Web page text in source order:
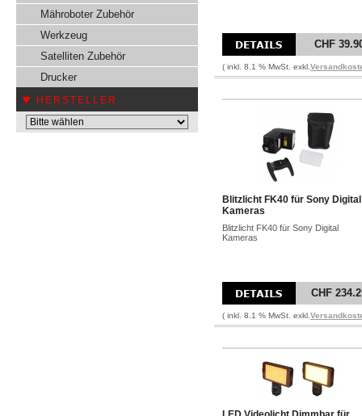
Mähroboter Zubehör
Werkzeug
Satelliten Zubehör
Drucker
HERSTELLER
CHF
( inkl. 8.1 % MwSt. exkl.
Blitzlicht FK40 für Sony Digital
Kameras
Blitzlicht FK40 für Sony Digital
Kameras
CHF
( inkl. 8.1 % MwSt. exkl.